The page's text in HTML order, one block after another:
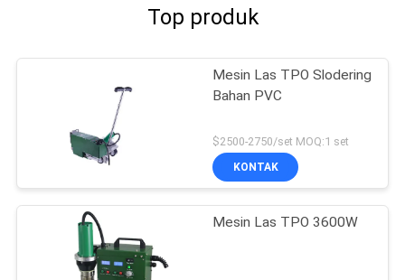
Top produk
Mesin Las TPO Slodering
Bahan PVC
$2500-2750/set MOQ:1 set
KONTAK
Mesin Las TPO 3600W